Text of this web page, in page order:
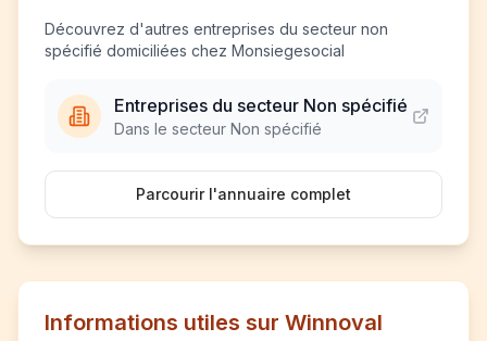
Découvrez d'autres entreprises du secteur non
spécifié domiciliées chez Monsiegesocial
Entreprises du secteur Non spécifié
Dans le secteur Non spécifié
Parcourir l'annuaire complet
Informations utiles sur Winnoval